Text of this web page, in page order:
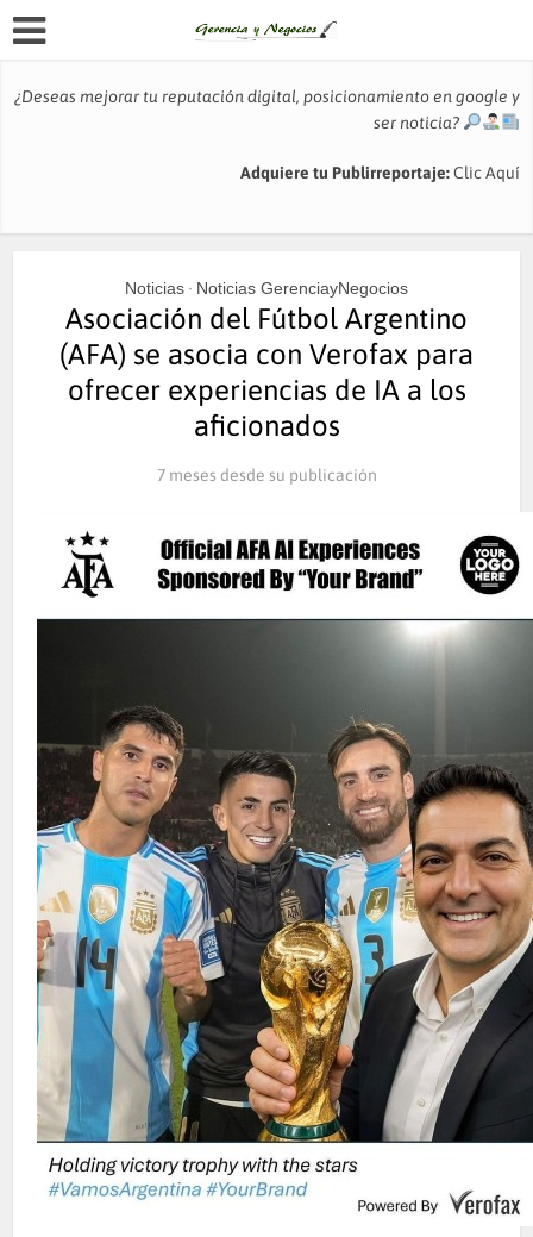
¿Deseas mejorar tu reputación digital, posicionamiento en google y
ser noticia?
Adquiere tu Publirreportaje:Clic Aquí
Noticias • Noticias GerenciayNegocios
Asociación del Fútbol Argentino
(AFA) se asocia con Verofax para
ofrecer experiencias de IA a los
aficionados
7 meses desde su publicación